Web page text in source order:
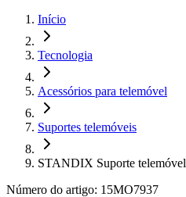
Início
Tecnologia
Acessórios para telemóvel
Suportes telemóveis
STANDIX Suporte telemóvel
Número do artigo: 15MO7937